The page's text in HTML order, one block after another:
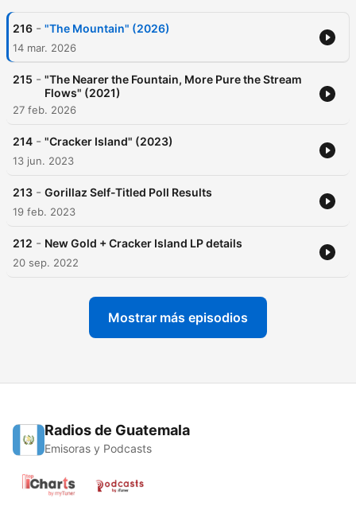
216 - "The Mountain" (2026)
14 mar. 2026
215 - "The Nearer the Fountain, More Pure the Stream
Flows" (2021)
27 feb. 2026
214 - "Cracker Island" (2023)
13 jun. 2023
213 - Gorillaz Self-Titled Poll Results
19 feb. 2023
212 - New Gold + Cracker Island LP details
20 sep. 2022
Mostrar más episodios
Radios de Guatemala
Emisoras y Podcasts